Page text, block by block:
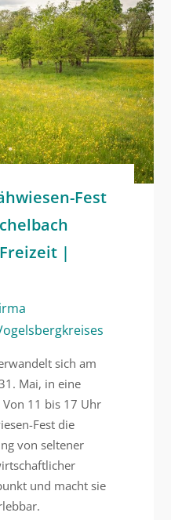
Fest
|
sich am
Mai, in eine
11 bis 17 Uhr
Fest die
von seltener
und macht sie